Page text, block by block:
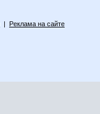
| Реклама на сайте